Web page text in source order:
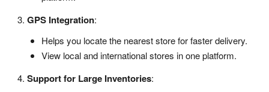
GPS Integration:
Helps you locate the nearest store for faster delivery.
View local and international stores in one platform.
Support for Large Inventories: